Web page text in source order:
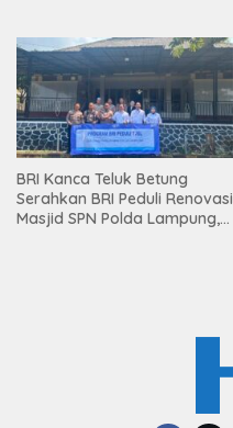
BRI Kanca Teluk Betung
Serahkan BRI Peduli Renovasi
Masjid SPN Polda Lampung,